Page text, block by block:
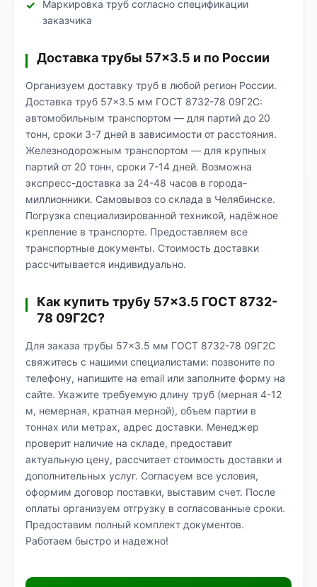
Маркировка труб согласно спецификации
заказчика
Доставка трубы 57×3.5 и по России
Организуем доставку труб в любой регион России.
Доставка труб 57×3.5 мм ГОСТ 8732-78 09Г2С:
автомобильным транспортом — для партий до 20
тонн, сроки 3-7 дней в зависимости от расстояния.
Железнодорожным транспортом — для крупных
партий от 20 тонн, сроки 7-14 дней. Возможна
экспресс-доставка за 24-48 часов в города-
миллионники. Самовывоз со склада в Челябинске.
Погрузка специализированной техникой, надёжное
крепление в транспорте. Предоставляем все
транспортные документы. Стоимость доставки
рассчитывается индивидуально.
Как купить трубу 57×3.5 ГОСТ 8732-
78 09Г2С?
Для заказа трубы 57×3.5 мм ГОСТ 8732-78 09Г2С
свяжитесь с нашими специалистами: позвоните по
телефону, напишите на email или заполните форму на
сайте. Укажите требуемую длину труб (мерная 4-12
м, немерная, кратная мерной), объем партии в
тоннах или метрах, адрес доставки. Менеджер
проверит наличие на складе, предоставит
актуальную цену, рассчитает стоимость доставки и
дополнительных услуг. Согласуем все условия,
оформим договор поставки, выставим счет. После
оплаты организуем отгрузку в согласованные сроки.
Предоставим полный комплект документов.
Работаем быстро и надежно!